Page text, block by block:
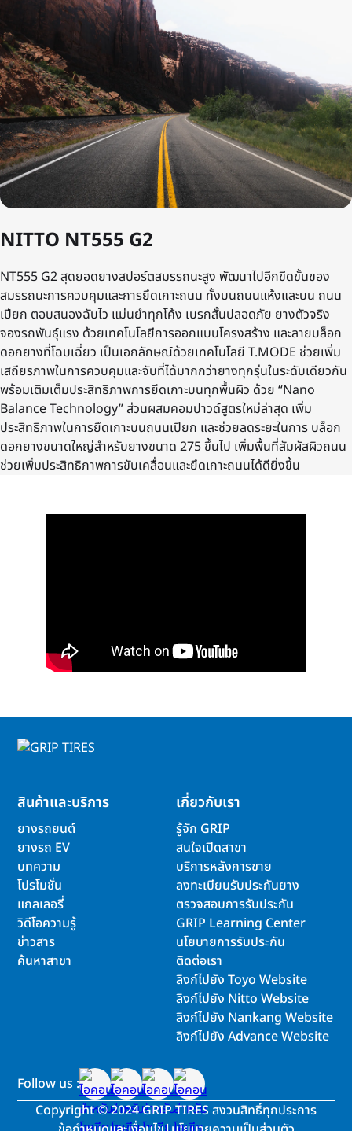
NITTO NT555 G2
NT555 G2 สุดยอดยางสปอร์ตสมรรถนะสูง พัฒนาไปอีกขีดขั้นของ
สมรรถนะการควบคุมและการยึดเกาะถนน ทั้งบนถนนแห้งและบน ถนน
เปียก ตอบสนองฉับไว แม่นยําทุกโค้ง เบรกสั้นปลอดภัย ยางตัวจริง
จองรถพันธุ์แรง ด้วยเทคโนโลยีการออกแบบโครงสร้าง และลายบล็อก
ดอกยางที่โฉบเฉี่ยว เป็นเอกลักษณ์ด้วยเทคโนโลยี T.MODE ช่วยเพิ่ม
เสถียรภาพในการควบคุมและจับที่ได้มากกว่ายางทุกรุ่นในระดับเดียวกัน
พร้อมเติมเต็มประสิทธิภาพการยึดเกาะบนทุกพื้นผิว ด้วย “Nano
Balance Technology” ส่วนผสมคอมปาวด์สูตรใหม่ล่าสุด เพิ่ม
ประสิทธิภาพในการยึดเกาะบนถนนเปียก และช่วยลดระยะในการ บล็อก
ดอกยางขนาดใหญ่สำหรับยางขนาด 275 ขึ้นไป เพิ่มพื้นที่สัมผัสผิวถนน
ช่วยเพิ่มประสิทธิภาพการขับเคลื่อนและยึดเกาะถนนได้ดียิ่งขึ้น
สินค้าและบริการ
ยางรถยนต์
ยางรถ EV
บทความ
โปรโมชั่น
แกลเลอรี่
วิดีโอความรู้
ข่าวสาร
ค้นหาสาขา
เกี่ยวกับเรา
รู้จัก GRIP
สนใจเปิดสาขา
บริการหลังการขาย
ลงทะเบียนรับประกันยาง
ตรวจสอบการรับประกัน
GRIP Learning Center
นโยบายการรับประกัน
ติดต่อเรา
ลิงก์ไปยัง Toyo Website
ลิงก์ไปยัง Nitto Website
ลิงก์ไปยัง Nankang Website
ลิงก์ไปยัง Advance Website
Follow us :
Copyright©2024 GRIP TIRES สงวนสิทธิ์ทุกประการ